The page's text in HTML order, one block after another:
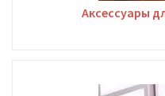
Аксессуары